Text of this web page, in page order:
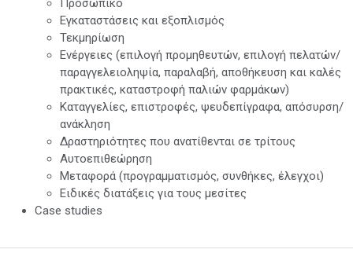
Προσωπικό
Εγκαταστάσεις και εξοπλισμός
Τεκμηρίωση
Ενέργειες (επιλογή προμηθευτών, επιλογή πελατών/
παραγγελειοληψία, παραλαβή, αποθήκευση και καλές
πρακτικές, καταστροφή παλιών φαρμάκων)
Καταγγελίες, επιστροφές, ψευδεπίγραφα, απόσυρση/
ανάκληση
Δραστηριότητες που ανατίθενται σε τρίτους
Αυτοεπιθεώρηση
Μεταφορά (προγραμματισμός, συνθήκες, έλεγχοι)
Ειδικές διατάξεις για τους μεσίτες
Case studies